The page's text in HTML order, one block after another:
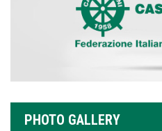
PHOTO GALLERY